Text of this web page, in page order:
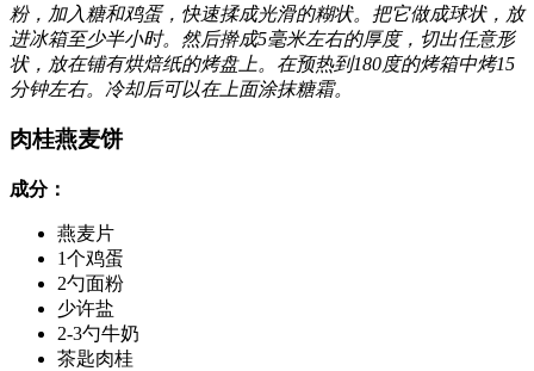
粉，加入糖和鸡蛋，快速揉成光滑的糊状。把它做成球状，放
进冰箱至少半小时。然后擀成5毫米左右的厚度，切出任意形
状，放在铺有烘焙纸的烤盘上。在预热到180度的烤箱中烤15
分钟左右。冷却后可以在上面涂抹糖霜。
肉桂燕麦饼
成分：
燕麦片
1个鸡蛋
2勺面粉
少许盐
2-3勺牛奶
茶匙肉桂